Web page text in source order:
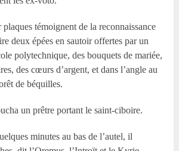
témoignent de la reconnaissance
deux épées en sautoir offertes par un
polytechnique, des bouquets de mariée,
des cœurs d’argent, et dans l’angle au
de béquilles.
un prêtre portant le saint-ciboire.
minutes au bas de l’autel, il